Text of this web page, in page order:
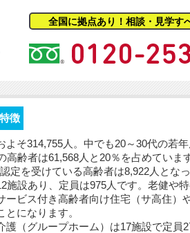
全国に拠点あり！相談・見学す
徴
よそ314,755人。中でも20～30代の若
高齢者は61,568人と20％を占めてい
定を受けている高齢者は8,922人とな
施設あり、定員は975人です。老健や
ービス付き高齢者向け住宅（サ高住）
になります。
護（グループホーム）は17施設で定員